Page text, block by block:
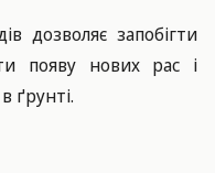
дозволяє запобігти
появу нових рас і
ґрунті.